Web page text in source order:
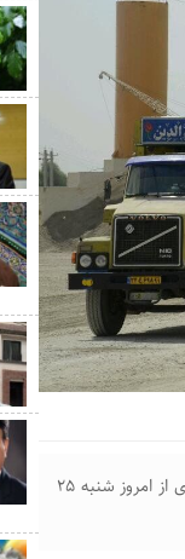
مدیرکل غله و خدمات بازرگانی گلستان گفت: فعالیت مراکز خرید تضمینی گندم در سال زراعی جاری از امروز شنبه ۲۵